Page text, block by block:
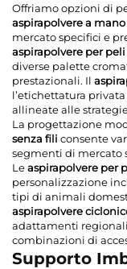
Offriamo opzioni di
aspirapolvere a
mercato specifici e
aspirapolvere per
diverse palette
prestazionali. Il
l’etichettatura
allineate alle
La progettazione
senza fili consente
segmenti di mercato
Leaspirapolvere per
personalizzazione
tipi di animali
aspirapolvere
adattamenti
combinazioni di
Supporto